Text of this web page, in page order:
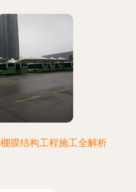
膜结构工程施工全解析